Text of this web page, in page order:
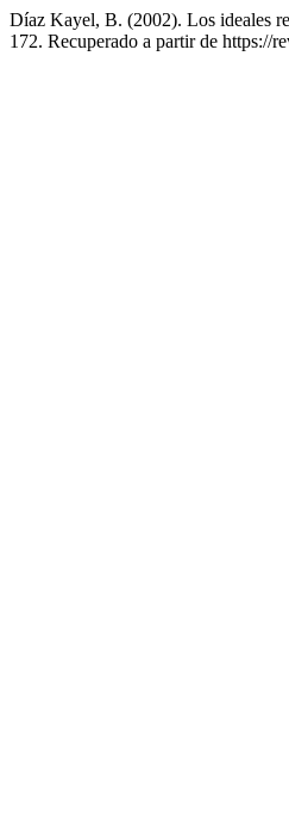
Díaz Kayel, B. (2002). Los ideales
172. Recuperado a partir de https://